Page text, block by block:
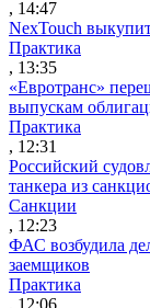
, 14:47
NexTouch
Практика
, 13:35
«Евротранс»
выпускам
Практика
, 12:31
Российский
танкера из
Санкции
, 12:23
ФАС возбудила
заемщиков
Практика
, 12:06